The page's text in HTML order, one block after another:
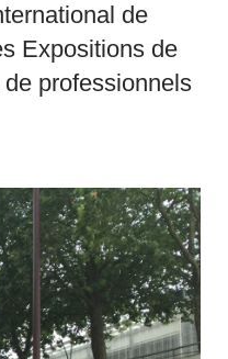
de
Expositions de
professionnels